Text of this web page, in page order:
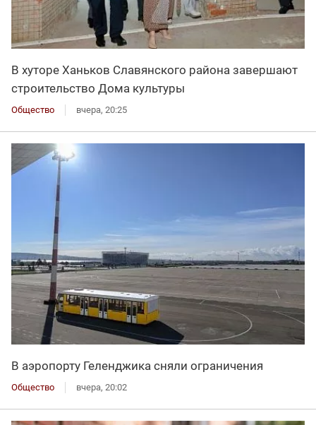
В хуторе Ханьков Славянского района завершают
строительство Дома культуры
Общество вчера, 20:25
В аэропорту Геленджика сняли ограничения
Общество вчера, 20:02